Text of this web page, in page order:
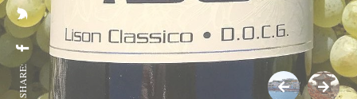
SHARE: